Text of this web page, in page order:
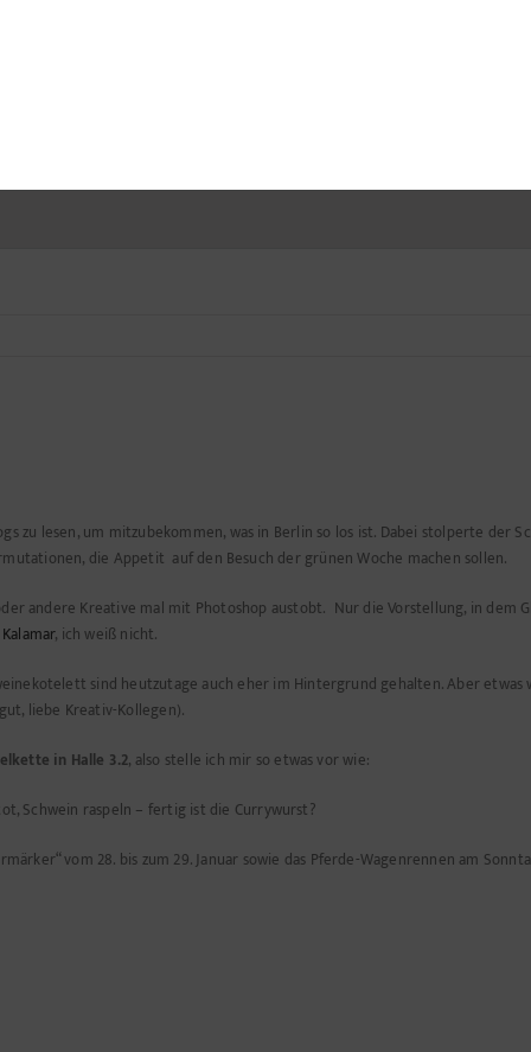
zu lesen, um mitzubekommen, was in Berlin so los ist. Dabei stolperte der
die Appetit auf den Besuch der grünen Woche machen sollen.
andere Kreative mal mit Photoshop austobt. Nur die Vorstellung, in dem
, ich weiß nicht.
sind heutzutage auch eher im Hintergrund gehalten. Aber
liebe Kreativ-Kollegen).
in Halle 3.2, also stelle ich mir so etwas vor wie:
Schwein raspeln – fertig ist die Currywurst?
vom 28. bis zum 29. Januar sowie das Pferde-Wagenrennen am